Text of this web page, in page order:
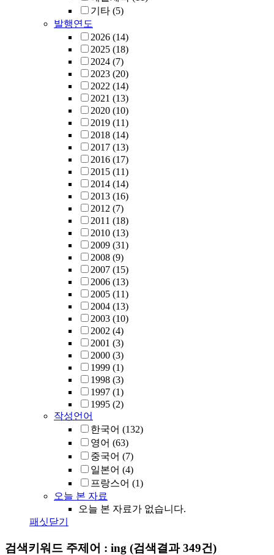
기타 (5)
발행연도
2026 (14)
2025 (18)
2024 (7)
2023 (20)
2022 (14)
2021 (13)
2020 (10)
2019 (11)
2018 (14)
2017 (13)
2016 (17)
2015 (11)
2014 (14)
2013 (16)
2012 (7)
2011 (18)
2010 (13)
2009 (31)
2008 (9)
2007 (15)
2006 (13)
2005 (11)
2004 (13)
2003 (10)
2002 (4)
2001 (3)
2000 (3)
1999 (1)
1998 (3)
1997 (1)
1995 (2)
작성언어
한국어 (132)
영어 (63)
중국어 (7)
일본어 (4)
프랑스어 (1)
오늘 본 자료
오늘 본 자료가 없습니다.
패싯닫기
검색키워드 주제어 : ing (검색결과 349건)